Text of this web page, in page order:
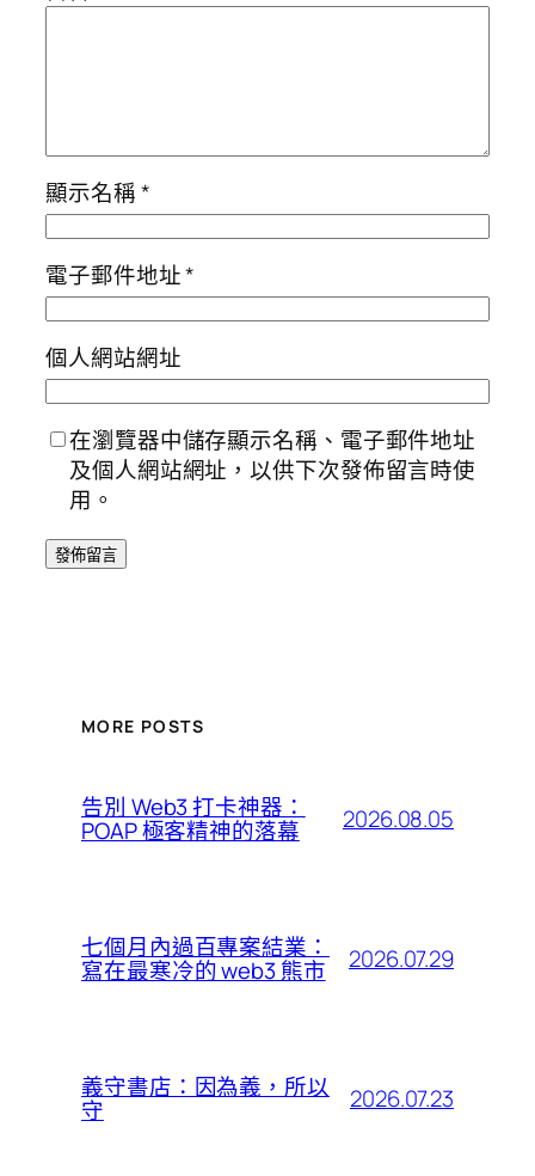
顯示名稱*
電子郵件地址*
個人網站網址
在瀏覽器中儲存顯示名稱、電子郵件地址
及個人網站網址，以供下次發佈留言時使
用。
MORE POSTS
告別 Web3 打卡神器：
POAP 極客精神的落幕 2026.08.05
七個月內過百專案結業：
寫在最寒冷的 web3 熊市 2026.07.29
義守書店：因為義，所以
守 2026.07.23